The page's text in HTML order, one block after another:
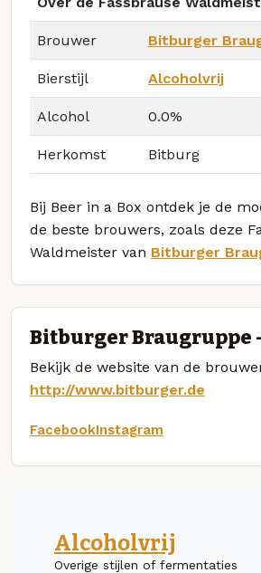
Brouwer Bitburger
Bierstijl Alcoholvrij
Alcohol 0.0%
Herkomst Bitburg
Bij Beer in a Box ontdek je de
de beste brouwers, zoals deze
Waldmeister van Bitburger
Bitburger Braugruppe
Bekijk de website van de
http://www.bitburger.de
FacebookInstagram
Alcoholvrij
Overige stijlen of fermentaties